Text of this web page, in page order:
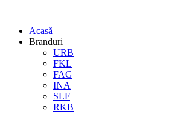
Acasă
Branduri
URB
FKL
FAG
INA
SLF
RKB